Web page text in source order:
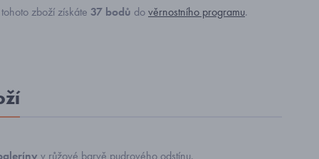
zboží získáte 37 bodů dověrnostního programu.
v růžové barvě pudrového odstínu.